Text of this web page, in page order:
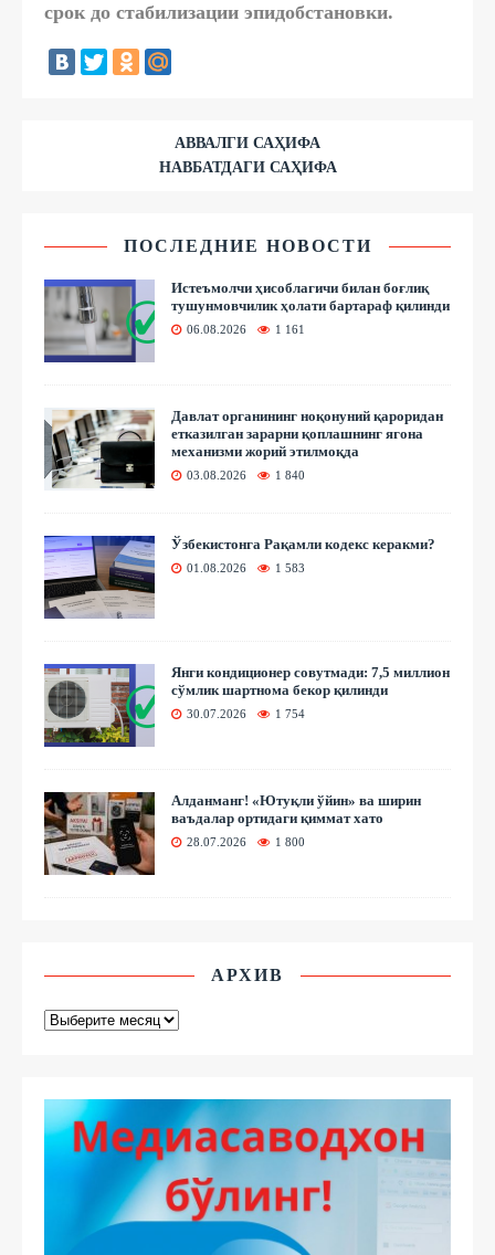
срок до стабилизации эпидобстановки.
АВВАЛГИ САҲИФА
НАВБАТДАГИ САҲИФА
ПОСЛЕДНИЕ НОВОСТИ
Истеъмолчи ҳисоблагичи билан боғлиқ
тушунмовчилик ҳолати бартараф қилинди
06.08.2026 1 161
Давлат органининг ноқонуний қароридан
етказилган зарарни қоплашнинг ягона
механизми жорий этилмоқда
03.08.2026 1 840
Ўзбекистонга Рақамли кодекс керакми?
01.08.2026 1 583
Янги кондиционер совутмади: 7,5 миллион
сўмлик шартнома бекор қилинди
30.07.2026 1 754
Алданманг! «Ютуқли ўйин» ва ширин
ваъдалар ортидаги қиммат хато
28.07.2026 1 800
АРХИВ